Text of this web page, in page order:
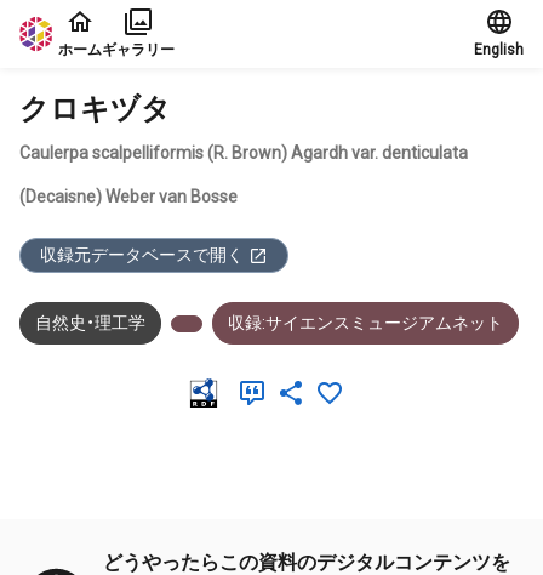
本文に飛ぶ
ホームギャラリー English
クロキヅタ
Caulerpa scalpelliformis (R. Brown) Agardh var. denticulata
(Decaisne) Weber van Bosse
収録元データベースで開く
自然史・理工学 収録:サイエンスミュージアムネット
どうやったらこの資料のデジタルコンテンツを